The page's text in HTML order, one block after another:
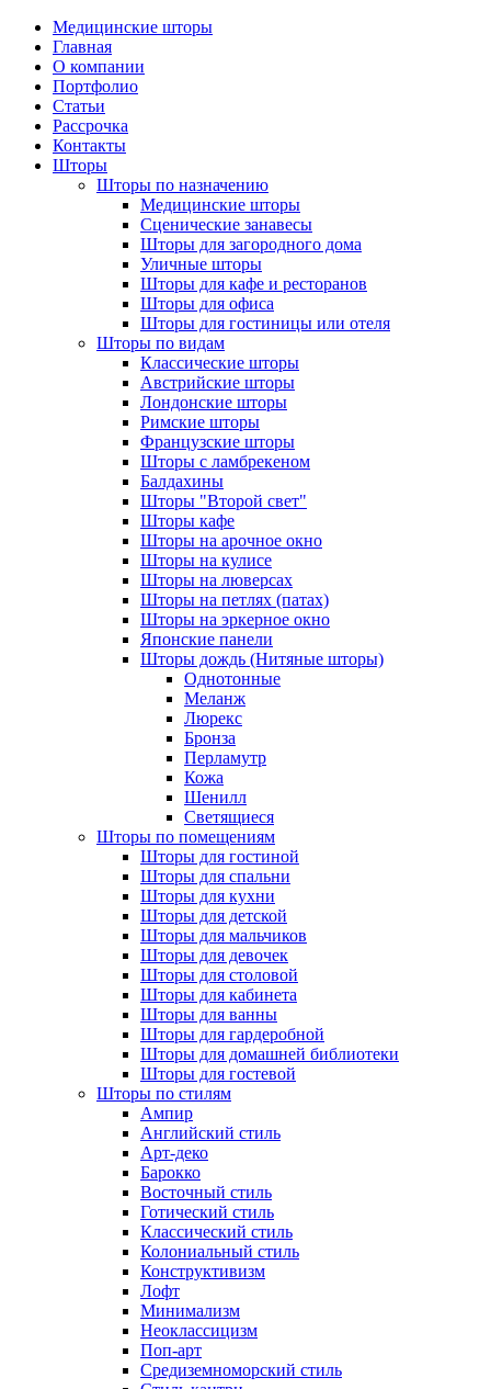
Медицинские шторы
Главная
О компании
Портфолио
Статьи
Рассрочка
Контакты
Шторы
Шторы по назначению
Медицинские шторы
Сценические занавесы
Шторы для загородного дома
Уличные шторы
Шторы для кафе и ресторанов
Шторы для офиса
Шторы для гостиницы или отеля
Шторы по видам
Классические шторы
Австрийские шторы
Лондонские шторы
Римские шторы
Французские шторы
Шторы с ламбрекеном
Балдахины
Шторы "Второй свет"
Шторы кафе
Шторы на арочное окно
Шторы на кулисе
Шторы на люверсах
Шторы на петлях (патах)
Шторы на эркерное окно
Японские панели
Шторы дождь (Нитяные шторы)
Однотонные
Меланж
Люрекс
Бронза
Перламутр
Кожа
Шенилл
Светящиеся
Шторы по помещениям
Шторы для гостиной
Шторы для спальни
Шторы для кухни
Шторы для детской
Шторы для мальчиков
Шторы для девочек
Шторы для столовой
Шторы для кабинета
Шторы для ванны
Шторы для гардеробной
Шторы для домашней библиотеки
Шторы для гостевой
Шторы по стилям
Ампир
Английский стиль
Арт-деко
Барокко
Восточный стиль
Готический стиль
Классический стиль
Колониальный стиль
Конструктивизм
Лофт
Минимализм
Неоклассицизм
Поп-арт
Средиземноморский стиль